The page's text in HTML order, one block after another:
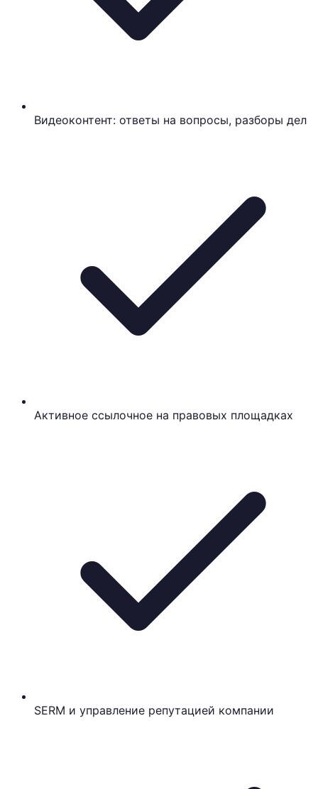
Видеоконтент: ответы на вопросы, разборы дел
Активное ссылочное на правовых площадках
SERM и управление репутацией компании